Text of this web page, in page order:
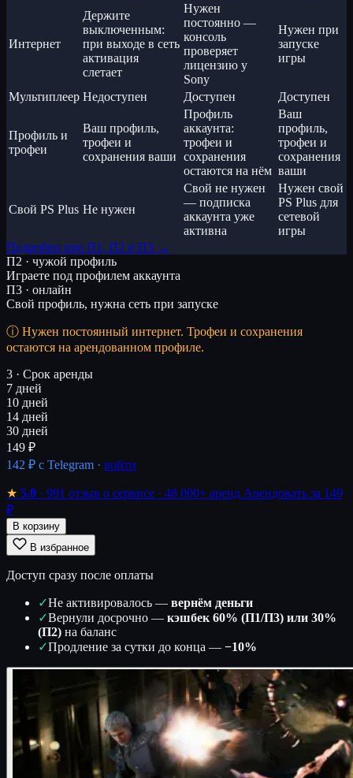
Интернет
Держите
выключенным:
при выходе в сеть
активация
слетает
Нужен
постоянно —
консоль
проверяет
лицензию у
Sony
Нужен при
запуске
игры
Мультиплеер Недоступен Доступен Доступен
Профиль и
трофеи
Ваш профиль,
трофеи и
сохранения ваши
Профиль
аккаунта:
трофеи и
сохранения
остаются на нём
Ваш
профиль,
трофеи и
сохранения
ваши
Свой PS Plus Не нужен
Свой не нужен
— подписка
аккаунта уже
активна
Нужен свой
PS Plus для
сетевой
игры
Подробно про П1, П2 и П3 →
П2 · чужой профиль
Играете под профилем аккаунта
П3 · онлайн
Свой профиль, нужна сеть при запуске
Нужен постоянный интернет. Трофеи и сохранения
остаются на арендованном профиле.
3 · Срок аренды
7 дней
10 дней
14 дней
30 дней
149 ₽
142 ₽ с Telegram · войти
★ 5.0 · 991 отзыв о сервисе · 48 000+ аренд Арендовать за 149
₽
В корзину
В избранное
Доступ сразу после оплаты
✓Не активировалось — вернём деньги
✓Вернули досрочно — кэшбек 60% (П1/П3) или 30%
(П2) на баланс
✓Продление за сутки до конца — −10%